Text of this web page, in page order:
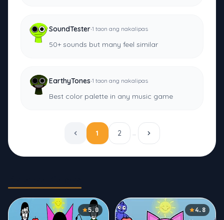
SoundTester·1 taon ang nakalipas
50+ sounds but many feel similar
EarthyTones·1 taon ang nakalipas
Best color palette in any music game
1 2 …
5.0 4.8